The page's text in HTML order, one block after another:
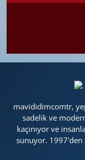
mavididimcomtr,
sadelik ve
kaçınıyor ve
sunuyor. 1997'den